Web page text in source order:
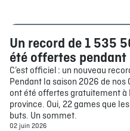
Bouffe
Un record de 1 535
été offertes
C’est officiel : un nouveau
Pendant la saison 2026 de
ont été offertes gratuitement à
province. Oui, 22 games que
buts. Un sommet.
02 juin 2026